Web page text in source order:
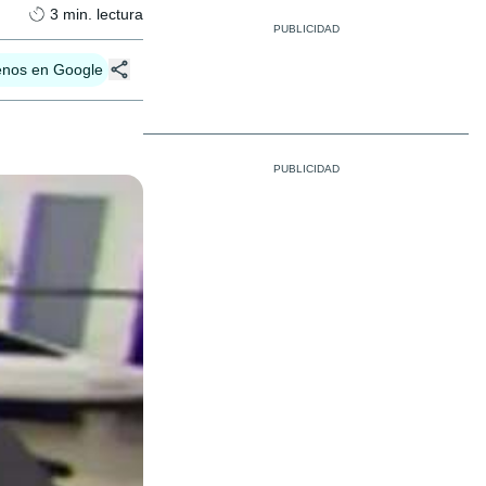
3 min. lectura
en Google